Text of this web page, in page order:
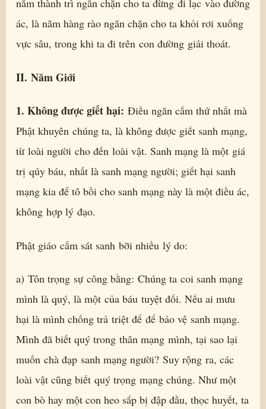
năm thành trì ngăn chặn cho ta đừng đi lạc vào đường
ác, là năm hàng rào ngăn chặn cho ta khỏi rơi xuống
vực sâu, trong khi ta đi trên con đường giải thoát.
II. Năm Giới
1. Không được giết hại: Điều ngăn cấm thứ nhất mà
Phật khuyên chúng ta, là không được giết sanh mạng,
từ loài người cho đến loài vật. Sanh mạng là một giá
trị qúy báu, nhất là sanh mạng người; giết hại sanh
mạng kia để tô bồi cho sanh mạng này là một điều ác,
không hợp lý đạo.
Phật giáo cấm sát sanh bỡi nhiều lý do:
a) Tôn trọng sự công bằng: Chúng ta coi sanh mạng
mình là quý, là một của báu tuyệt đối. Nếu ai mưu
hại là mình chống trả triệt để để bảo vệ sanh mạng.
Mình đã biết quý trong thân mạng mình, tại sao lại
muốn chà đạp sanh mạng người? Suy rộng ra, các
loài vật cũng biết quý trọng mạng chúng. Như một
con bò hay một con heo sắp bị đập đầu, thọc huyết, ta